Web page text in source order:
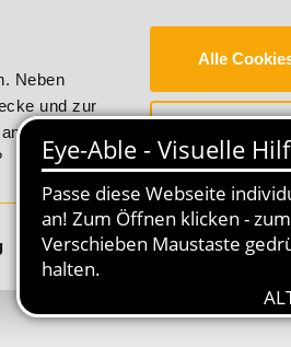
Neben
und zur
Details anzeigen
Alle
KONTAKT FAQ
20% Rabatt bis 17. August
S T